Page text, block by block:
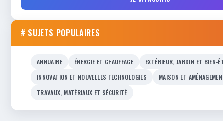
# SUJETS POPULAIRES
ANNUAIRE ÉNERGIE ET CHAUFFAGE
EXTÉRIEUR, JARDIN ET BIEN-
INNOVATION ET NOUVELLES TECHNOLOGIES
MAISON ET
TRAVAUX, MATÉRIAUX ET SÉCURITÉ